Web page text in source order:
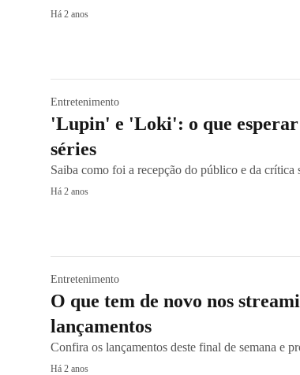
Há 2 anos
Entretenimento
'Lupin' e 'Loki': o que esperar
séries
Saiba como foi a recepção do público e da crítica
Há 2 anos
Entretenimento
O que tem de novo nos
lançamentos
Confira os lançamentos deste final de semana e
Há 2 anos